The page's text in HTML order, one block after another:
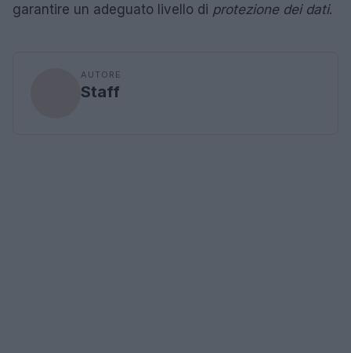
garantire un adeguato livello di protezione dei dati.
AUTORE
Staff